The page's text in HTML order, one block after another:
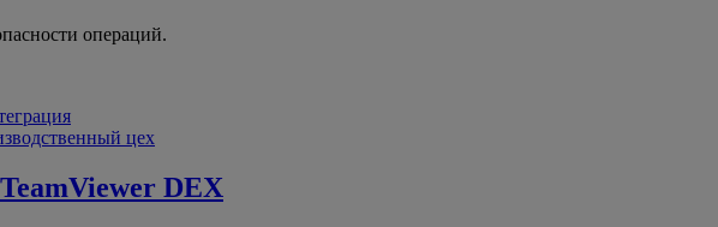
операций.
цех
TeamViewer DEX